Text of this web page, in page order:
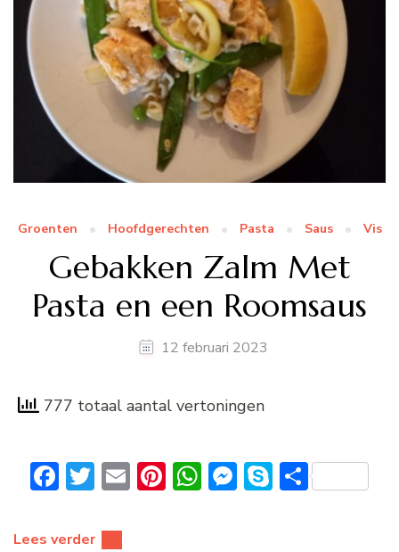
Groenten Hoofdgerechten Pasta Saus Vis
Gebakken Zalm Met
Pasta en een Roomsaus
12 februari 2023
777 totaal aantal vertoningen
Facebook
Twitter
EmailPinterest
WhatsApp
Messenger
Skype
Delen
Lees verder